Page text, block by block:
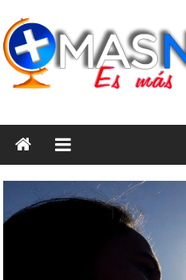
contenido
Es
Información